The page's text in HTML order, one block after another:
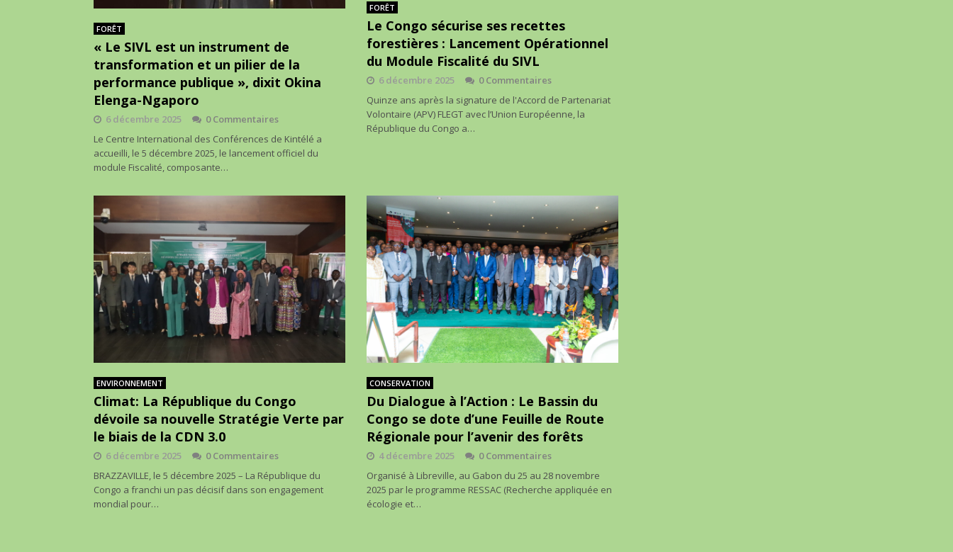
FORÊT
« Le SIVL est un instrument de
transformation et un pilier de la
performance publique », dixit Okina
Elenga-Ngaporo
6 décembre 2025
0 Commentaires
Le Centre International des Conférences de Kintélé a
accueilli, le 5 décembre 2025, le lancement officiel du
module Fiscalité, composante…
FORÊT
Le Congo sécurise ses recettes
forestières : Lancement Opérationnel
du Module Fiscalité du SIVL
6 décembre 2025
0 Commentaires
Quinze ans après la signature de l'Accord de Partenariat
Volontaire (APV) FLEGT avec l’Union Européenne, la
République du Congo a…
ENVIRONNEMENT
Climat: La République du Congo
dévoile sa nouvelle Stratégie Verte par
le biais de la CDN 3.0
6 décembre 2025
0 Commentaires
BRAZZAVILLE, le 5 décembre 2025 – La République du
Congo a franchi un pas décisif dans son engagement
mondial pour…
CONSERVATION
Du Dialogue à l’Action : Le Bassin du
Congo se dote d’une Feuille de Route
Régionale pour l’avenir des forêts
4 décembre 2025
0 Commentaires
Organisé à Libreville, au Gabon du 25 au 28 novembre
2025 par le programme RESSAC (Recherche appliquée en
écologie et…